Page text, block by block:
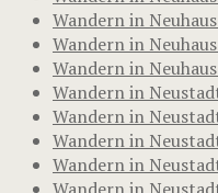
Wandern in
Wandern in
Wandern in
Wandern in
Wandern in
Wandern in
Wandern in